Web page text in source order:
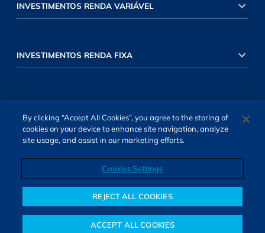
INVESTIMENTOS RENDA VARIÁVEL
INVESTIMENTOS RENDA FIXA
SOBRE NÓSTERMOS DE USOATENDIMENTO
By clicking “Accept All Cookies”, you agree to the storing of
cookies on your device to enhance site navigation, analyze
site usage, and assist in our marketing efforts.
Cookies Settings
REJECT ALL COOKIES
ACCEPT ALL COOKIES